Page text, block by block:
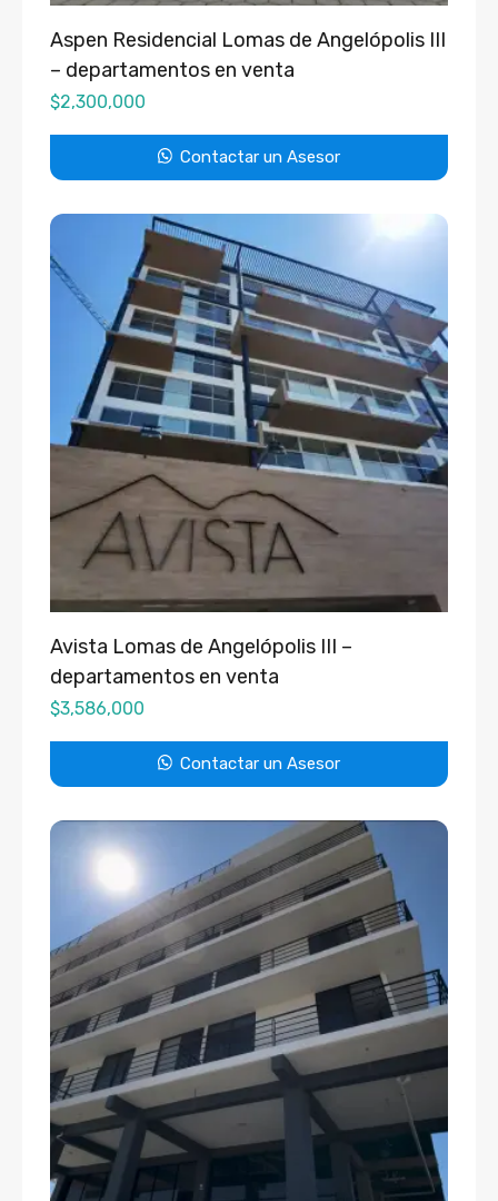
Aspen Residencial Lomas de Angelópolis III
– departamentos en venta
$2,300,000
Contactar un Asesor
Avista Lomas de Angelópolis III –
departamentos en venta
$3,586,000
Contactar un Asesor